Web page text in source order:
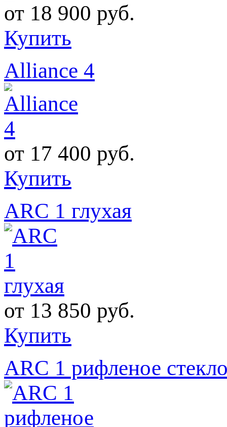
от 18 900 руб.
Купить
Alliance 4
от 17 400 руб.
Купить
ARC 1 глухая
от 13 850 руб.
Купить
ARC 1 рифленое